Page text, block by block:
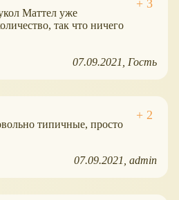
Маттел уже
так что ничего
07.09.2021 Гость
типичные, просто
07.09.2021 admin